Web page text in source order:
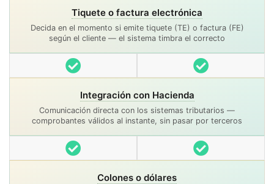
Tiquete o factura electrónica
Decida en el momento si emite tiquete (TE) o factura (FE)
según el cliente — el sistema timbra el correcto
Incluido Incluido
Integración con Hacienda
Comunicación directa con los sistemas tributarios —
comprobantes válidos al instante, sin pasar por terceros
Incluido Incluido
Colones o dólares